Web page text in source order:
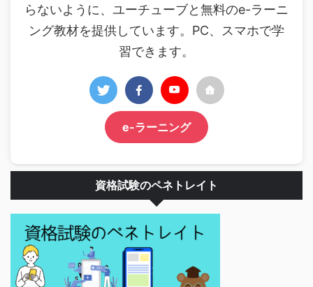
らないように、ユーチューブと無料のe-ラーニ
ング教材を提供しています。PC、スマホで学
習できます。
e-ラーニング
資格試験のペネトレイト